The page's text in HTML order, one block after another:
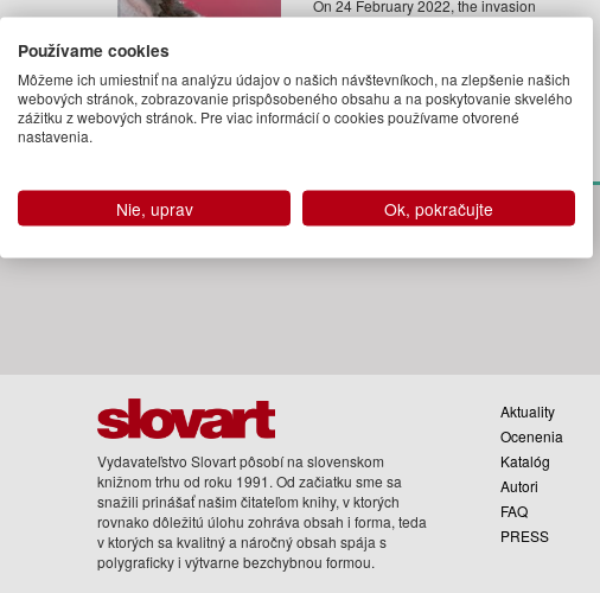
On 24 February 2022, the invasion
52.95 €
Na objednávku
Vydavateľstvo Slovart pôsobí na slovenskom
knižnom trhu od roku 1991. Od začiatku sme sa
snažili prinášať našim čitateľom knihy, v ktorých
rovnako dôležitú úlohu zohráva obsah i forma, teda
v ktorých sa kvalitný a náročný obsah spája s
polygraficky i výtvarne bezchybnou formou.
Aktuality
Ocenenia
Katalóg
Autori
FAQ
PRESS
Používame cookies
Môžeme ich umiestniť na analýzu údajov o našich návštevníkoch, na zlepšenie našich
webových stránok, zobrazovanie prispôsobeného obsahu a na poskytovanie skvelého
zážitku z webových stránok. Pre viac informácií o cookies používame otvorené
nastavenia.
Nie, uprav Ok, pokračujte